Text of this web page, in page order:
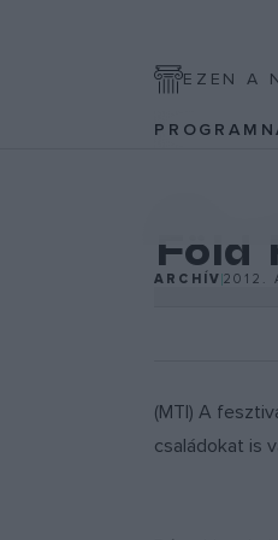
EZEN A
Föld
ARCHÍV2012.
(MTI) A
családokat is